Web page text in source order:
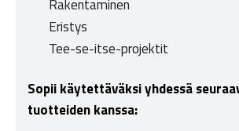
Rakentaminen
Eristys
Tee-se-itse-projektit
Sopii käytettäväksi yhdessä
tuotteiden kanssa: